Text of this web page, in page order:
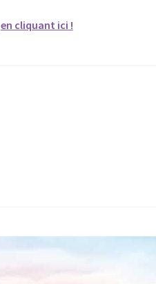
en cliquant ici !